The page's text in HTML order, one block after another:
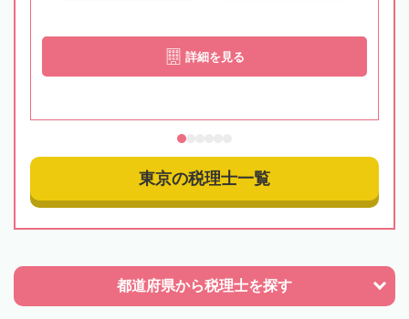
詳細を見る
東京の税理士一覧
都道府県から税理士を探す